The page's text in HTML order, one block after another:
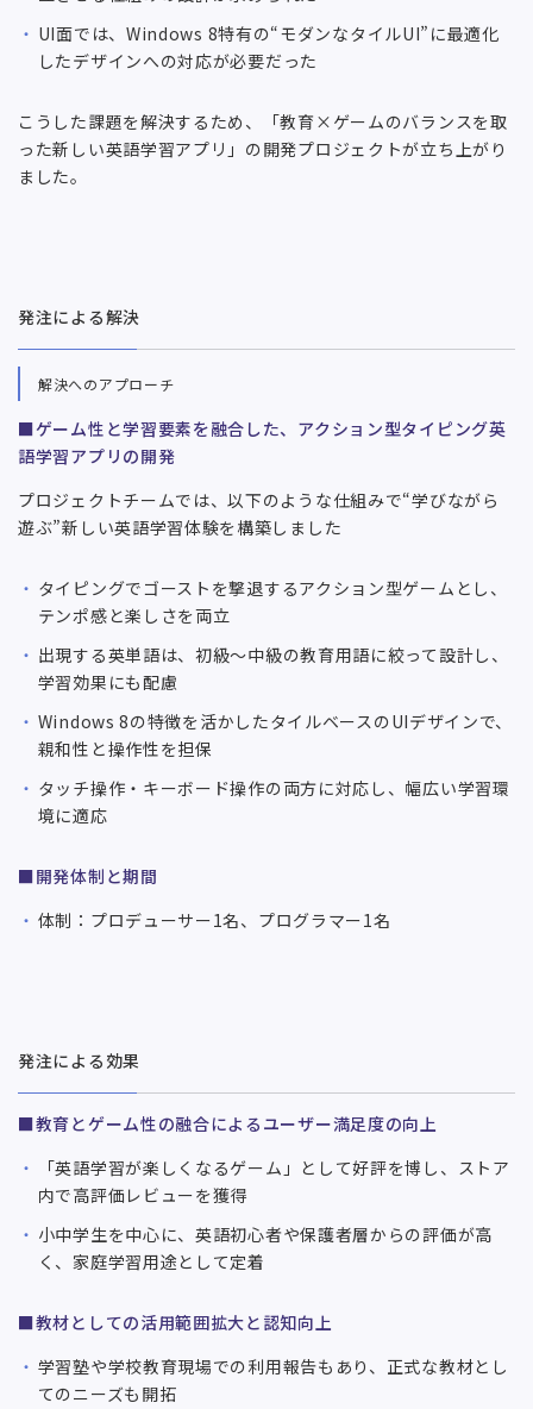
UI面では、Windows 8特有の“モダンなタイルUI”に最適化
したデザインへの対応が必要だった
こうした課題を解決するため、「教育×ゲームのバランスを取
った新しい英語学習アプリ」の開発プロジェクトが立ち上がり
ました。
発注による解決
解決へのアプローチ
■ゲーム性と学習要素を融合した、アクション型タイピング英
語学習アプリの開発
プロジェクトチームでは、以下のような仕組みで“学びながら
遊ぶ”新しい英語学習体験を構築しました
タイピングでゴーストを撃退するアクション型ゲームとし、
テンポ感と楽しさを両立
出現する英単語は、初級〜中級の教育用語に絞って設計し、
学習効果にも配慮
Windows 8の特徴を活かしたタイルベースのUIデザインで、
親和性と操作性を担保
タッチ操作・キーボード操作の両方に対応し、幅広い学習環
境に適応
■開発体制と期間
体制：プロデューサー1名、プログラマー1名
発注による効果
■教育とゲーム性の融合によるユーザー満足度の向上
「英語学習が楽しくなるゲーム」として好評を博し、ストア
内で高評価レビューを獲得
小中学生を中心に、英語初心者や保護者層からの評価が高
く、家庭学習用途として定着
■教材としての活用範囲拡大と認知向上
学習塾や学校教育現場での利用報告もあり、正式な教材とし
てのニーズも開拓